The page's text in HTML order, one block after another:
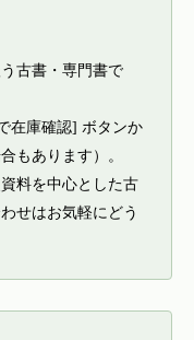
古書・専門書で
在庫確認] ボタンか
もあります）。
料を中心とした古
せはお気軽にどう